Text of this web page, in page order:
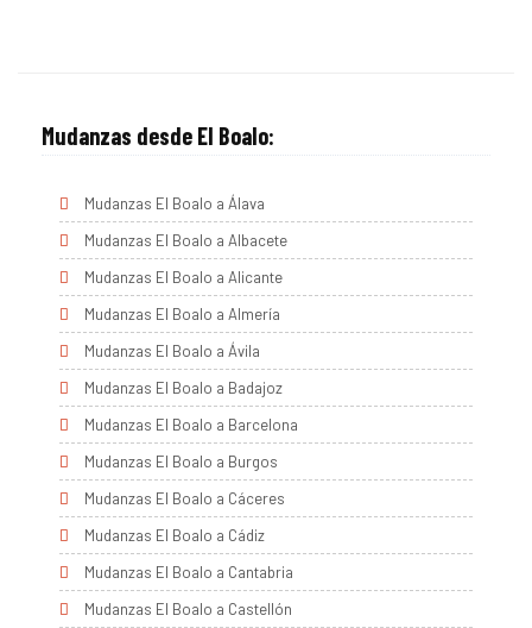
Mudanzas desde El Boalo:
Mudanzas El Boalo a Álava
Mudanzas El Boalo a Albacete
Mudanzas El Boalo a Alicante
Mudanzas El Boalo a Almería
Mudanzas El Boalo a Ávila
Mudanzas El Boalo a Badajoz
Mudanzas El Boalo a Barcelona
Mudanzas El Boalo a Burgos
Mudanzas El Boalo a Cáceres
Mudanzas El Boalo a Cádiz
Mudanzas El Boalo a Cantabria
Mudanzas El Boalo a Castellón